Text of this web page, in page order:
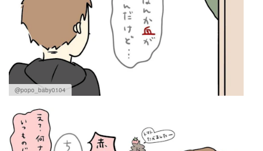
@popo_baby0104